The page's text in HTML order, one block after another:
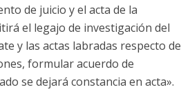
de juicio y el acta de la
el legajo de investigación del
y las actas labradas respecto de
formular acuerdo de
se dejará constancia en acta».